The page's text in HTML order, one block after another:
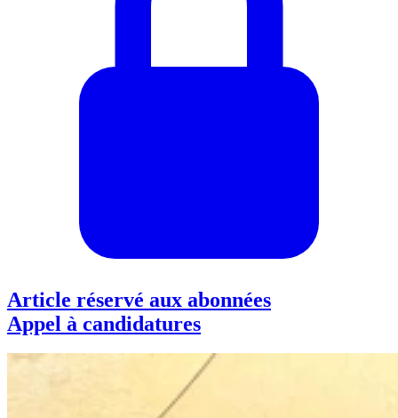
Article réservé aux abonnées
Appel à candidatures